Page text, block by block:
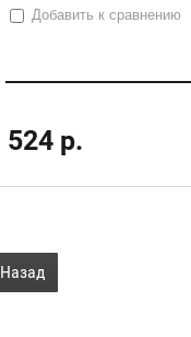
Добавить к сравнению
524 р.
Назад